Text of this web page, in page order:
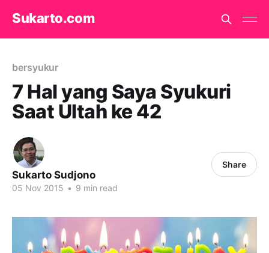
Sukarto.com
bersyukur
7 Hal yang Saya Syukuri
Saat Ultah ke 42
Sukarto Sudjono
05 Nov 2015 • 9 min read
Share